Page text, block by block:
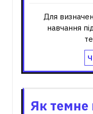
Для
навчання
Як темне